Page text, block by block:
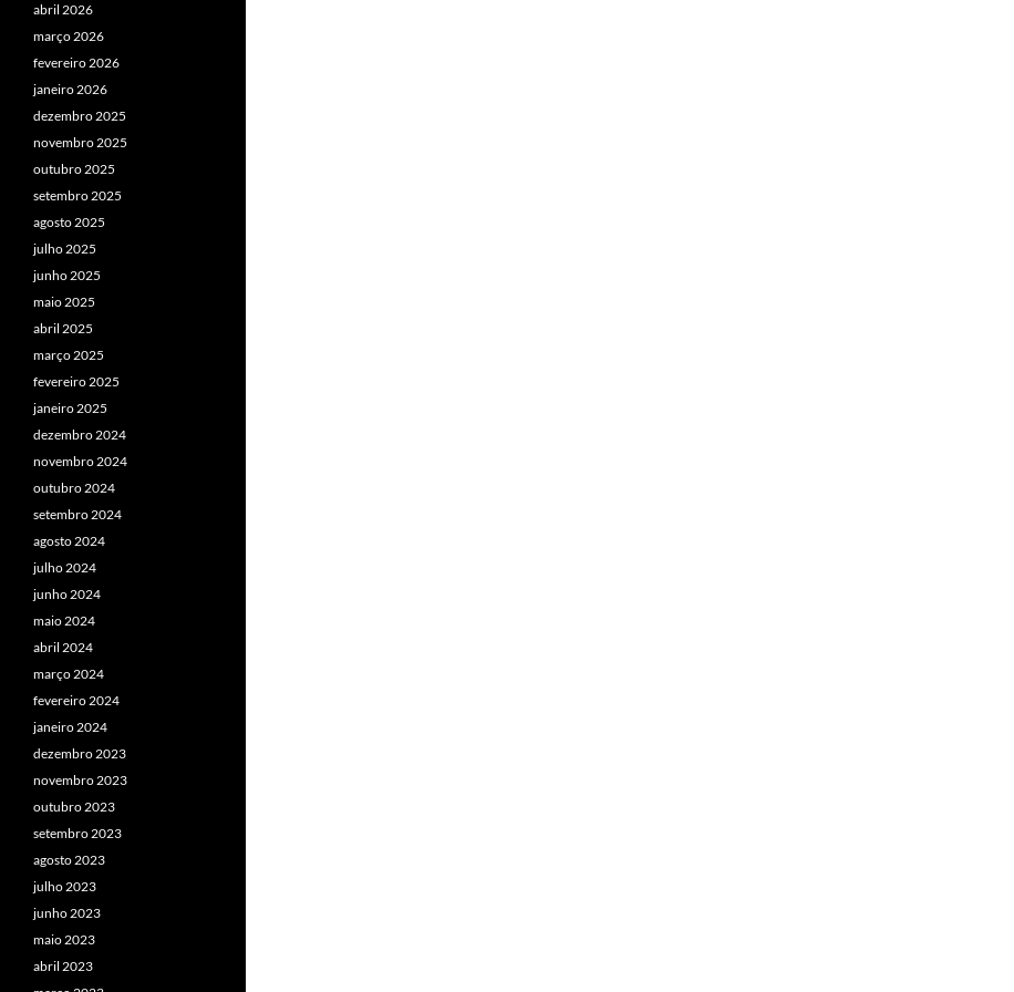
abril 2026
março 2026
fevereiro 2026
janeiro 2026
dezembro 2025
novembro 2025
outubro 2025
setembro 2025
agosto 2025
julho 2025
junho 2025
maio 2025
abril 2025
março 2025
fevereiro 2025
janeiro 2025
dezembro 2024
novembro 2024
outubro 2024
setembro 2024
agosto 2024
julho 2024
junho 2024
maio 2024
abril 2024
março 2024
fevereiro 2024
janeiro 2024
dezembro 2023
novembro 2023
outubro 2023
setembro 2023
agosto 2023
julho 2023
junho 2023
maio 2023
abril 2023